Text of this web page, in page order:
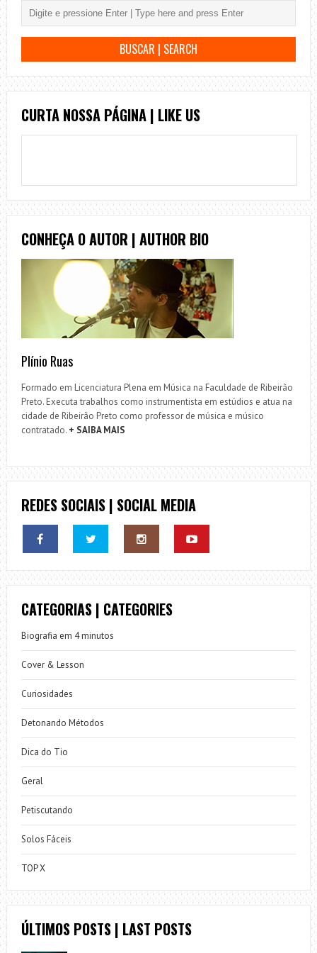
CURTA NOSSA PÁGINA | LIKE US
CONHEÇA O AUTOR | AUTHOR BIO
Plínio Ruas
Formado em Licenciatura Plena em Música na Faculdade de Ribeirão
Preto. Executa trabalhos como instrumentista em estúdios e atua na
cidade de Ribeirão Preto como professor de música e músico
contratado. + SAIBA MAIS
REDES SOCIAIS | SOCIAL MEDIA
CATEGORIAS | CATEGORIES
Biografia em 4 minutos
Cover & Lesson
Curiosidades
Detonando Métodos
Dica do Tio
Geral
Petiscutando
Solos Fáceis
TOP X
ÚLTIMOS POSTS | LAST POSTS